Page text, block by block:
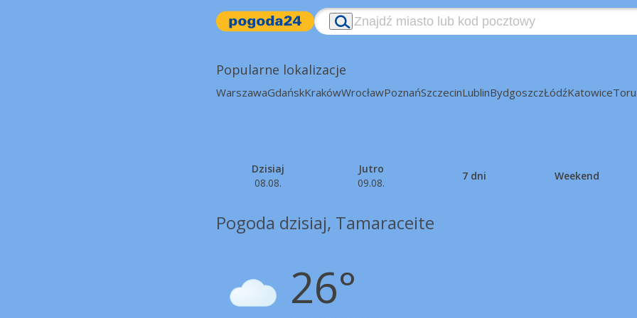
Popularne lokalizacje
WarszawaGdańskKrakówWrocławPoznańSzczecinLublinBydgoszczŁódźKatowice
Dzisiaj
08.08.
Jutro
09.08.
7 dni Weekend
Pogoda dzisiaj, Tamaraceite
26°